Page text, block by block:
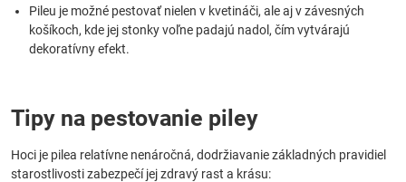
Pileu je možné pestovať nielen v kvetináči, ale aj v závesných
košíkoch, kde jej stonky voľne padajú nadol, čím vytvárajú
dekoratívny efekt.
Tipy na pestovanie piley
Hoci je pilea relatívne nenáročná, dodržiavanie základných pravidiel
starostlivosti zabezpečí jej zdravý rast a krásu: